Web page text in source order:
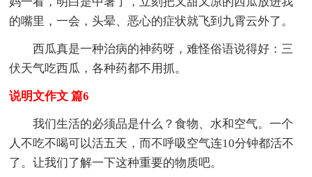
的嘴里，一会，头晕、恶心的症状就飞到九霄云外了。
西瓜真是一种治病的神药呀，难怪俗语说得好：三
伏天气吃西瓜，各种药都不用抓。
说明文作文 篇6
我们生活的必须品是什么？食物、水和空气。一个
人不吃不喝可以活五天，而不呼吸空气连10分钟都活不
了。让我们了解一下这种重要的物质吧。